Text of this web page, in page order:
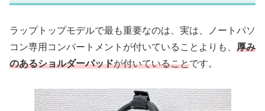
ラップトップモデルで最も重要なのは、実は、ノートパソ
コン専用コンパートメントが付いていることよりも、 厚み
のあるショルダーパッドが付いていることです。